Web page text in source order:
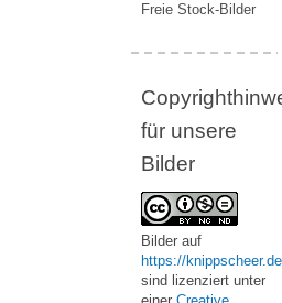
Freie Stock-Bilder
für unsere
Bilder
Bilder auf
https://knippscheer.de
sind lizenziert unter